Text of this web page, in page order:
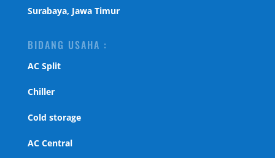
Surabaya, Jawa Timur
BIDANG USAHA :
AC Split
Chiller
Cold storage
AC Central